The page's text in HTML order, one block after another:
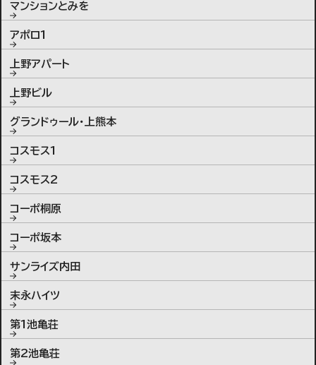
マンションとみを
アポロ1
上野アパート
上野ビル
グランドゥール・上熊本
コスモス1
コスモス2
コーポ桐原
コーポ坂本
サンライズ内田
末永ハイツ
第1池亀荘
第2池亀荘